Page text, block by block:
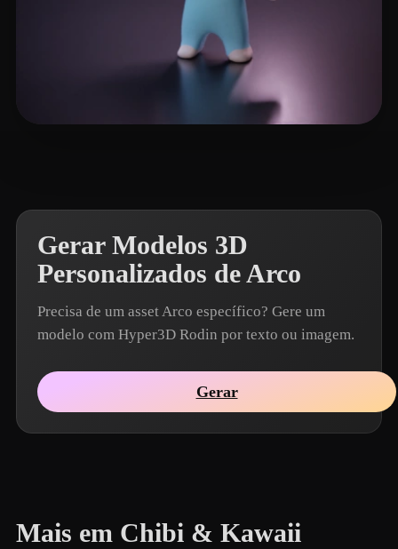
Gerar Modelos 3D
Personalizados de Arco
Precisa de um asset Arco específico? Gere um
modelo com Hyper3D Rodin por texto ou imagem.
Gerar
Mais em Chibi & Kawaii